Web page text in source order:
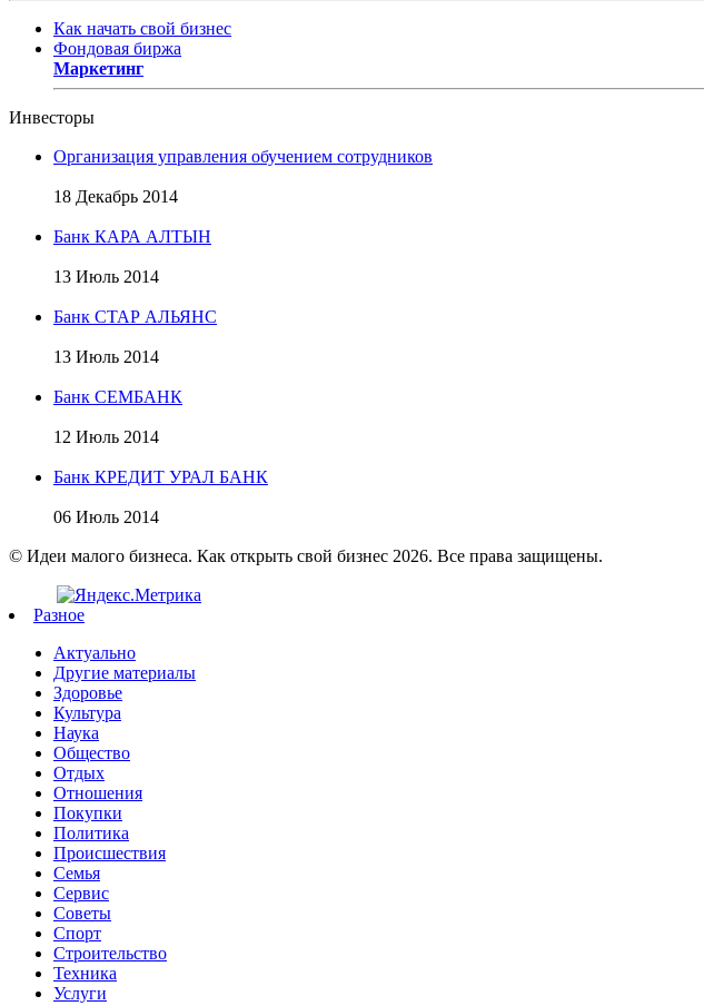
Как начать свой бизнес
Фондовая биржа
Маркетинг
Инвесторы
Организация управления обучением сотрудников
18 Декабрь 2014
Банк КАРА АЛТЫН
13 Июль 2014
Банк СТАР АЛЬЯНС
13 Июль 2014
Банк СЕМБАНК
12 Июль 2014
Банк КРЕДИТ УРАЛ БАНК
06 Июль 2014
© Идеи малого бизнеса. Как открыть свой бизнес 2026. Все права защищены.
Разное
Актуально
Другие материалы
Здоровье
Культура
Наука
Общество
Отдых
Отношения
Покупки
Политика
Происшествия
Семья
Сервис
Советы
Спорт
Строительство
Техника
Услуги